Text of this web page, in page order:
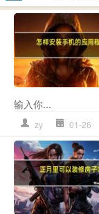
输入你...
zy 01-26